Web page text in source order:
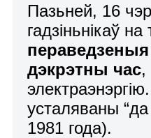
Пазьней, 16
гадзіньнікаў
пераведзеныя
дэкрэтны час,
усталяваны
1981 года).